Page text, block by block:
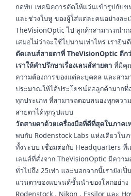
กดทับ เทคนิคการดัดให้แว่นเข้ารูปกับ
และช่วงใบหู ของผู้ใส่แต่ละคนอย่างละ
TheVisionOptic ไป ลูกค้าสามารถนำ
เสมอไม่ว่าจะใช้ไปนานเท่าไหร่ เรายิน
ตัดเลนส์สายตาที่ TheVisionOptic ดีก
เราให้คำปรึกษาเรื่องเลนส์สายตา ที่มีคุ
ความต้องการของแต่ละบุคคล และสา
ประมาณให้ได้ประโยชน์ต่อลูกค้ามากที่
ทุกประเภท ที่สามารถตอบสนองทุกควา
สายตาได้ทุกรูปแบบ
วัดสายตาด้วยเครื่องมือที่ดีที่สุดในภาคเ
พบกับ Rodenstock Labs แห่งเดียวใน
ทั้งระบบ เชื่อมต่อกับ Headquarters ที่
เลนส์ที่สั่งจาก TheVisionOptic มีความ
ทั่วไปถึง 25เท่า และนอกจากนี้เรายังเ
แว่นตาของแบรนด์ชั้นนำของโลกอย่าง
Rodenstock , Nikon , Essilor และ